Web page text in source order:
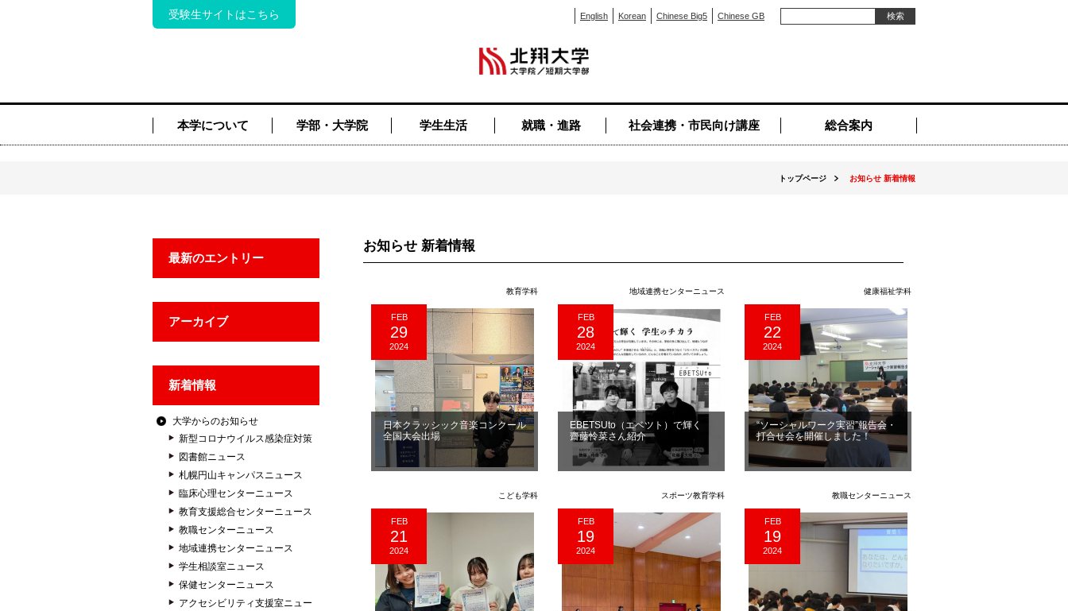
受験生サイトはこちら English Korean Chinese Big5 Chinese GB
本学について 学部・大学院 学生生活 就職・進路 社会連携・市民向け講座 総合案内
トップページ お知らせ 新着情報
最新のエントリー
アーカイブ
新着情報
大学からのお知らせ
新型コロナウイルス感染症対策
図書館ニュース
札幌円山キャンパスニュース
臨床心理センターニュース
教育支援総合センターニュース
教職センターニュース
地域連携センターニュース
学生相談室ニュース
保健センターニュース
アクセシビリティ支援室ニュー
お知らせ 新着情報
教育学科
FEB
29
2024
日本クラッシック音楽コンクール
全国大会出場
地域連携センターニュース
FEB
28
2024
EBETSUto（エベツト）で輝く
齋藤怜菜さん紹介
健康福祉学科
FEB
22
2024
“ソーシャルワーク実習”報告会・
打合せ会を開催しました！
こども学科
FEB
21
2024
スポーツ教育学科
FEB
19
2024
教職センターニュース
FEB
19
2024